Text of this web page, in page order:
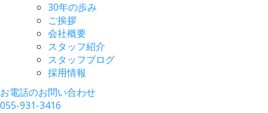
30年の歩み
ご挨拶
会社概要
スタッフ紹介
スタッフブログ
採用情報
お電話のお問い合わせ
055-931-3416